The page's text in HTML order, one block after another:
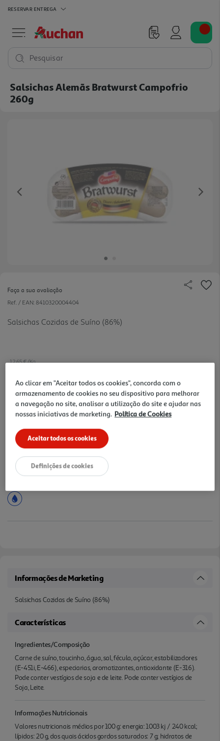
RESERVAR ENTREGA
Pesquisar
Salsichas Alemãs Bratwurst Campofrio
260g
Previous
Faça a sua avaliação
Ref. / EAN: 8410320004404
Salsichas Cozidas de Suíno (86%)
12.65 €/Kg
3,29 €
Notas de preparação
Informações de Marketing
Salsichas Cozidas de Suíno (86%)
Características
Ingredientes/Composição
Carne de suíno, toucinho, água, sal, fécula, açúcar, estabilizadores
(E-451i, E-466), especiarias, aromatizantes, antioxidante (E-316).
Pode conter vestígios de soja e de leite. Pode conter vestígios de
Soja, Leite.
Informações Nutricionais
Valores nutricionais médios por 100 g: energia: 1003 kj / 240 kcal;
lípidos: 20 g, dos quais ácidos gordos saturados: 7 g; hidratos de
Ao clicar em "Aceitar todos os cookies", concorda com o
armazenamento de cookies no seu dispositivo para melhorar
a navegação no site, analisar a utilização do site e ajudar nas
nossas iniciativas de marketing. Política de Cookies
Aceitar todos os cookies
Definições de cookies